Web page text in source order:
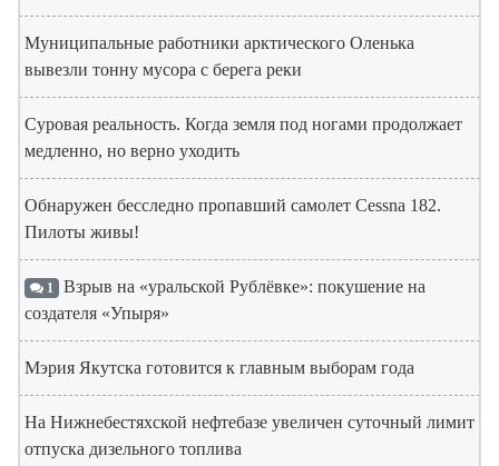
Муниципальные работники арктического Оленька
вывезли тонну мусора с берега реки
Суровая реальность. Когда земля под ногами продолжает
медленно, но верно уходить
Обнаружен бесследно пропавший самолет Cessna 182.
Пилоты живы!
1 Взрыв на «уральской Рублёвке»: покушение на
создателя «Упыря»
Мэрия Якутска готовится к главным выборам года
На Нижнебестяхской нефтебазе увеличен суточный лимит
отпуска дизельного топлива